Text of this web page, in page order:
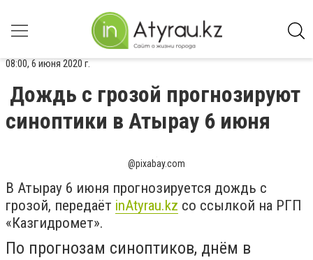
08:00, 6 июня 2020 г.
Дождь с грозой прогнозируют
синоптики в Атырау 6 июня
@pixabay.com
В Атырау 6 июня прогнозируется дождь с
грозой, передаёт inAtyrau.kz со ссылкой на РГП
«Казгидромет».
По прогнозам синоптиков, днём в